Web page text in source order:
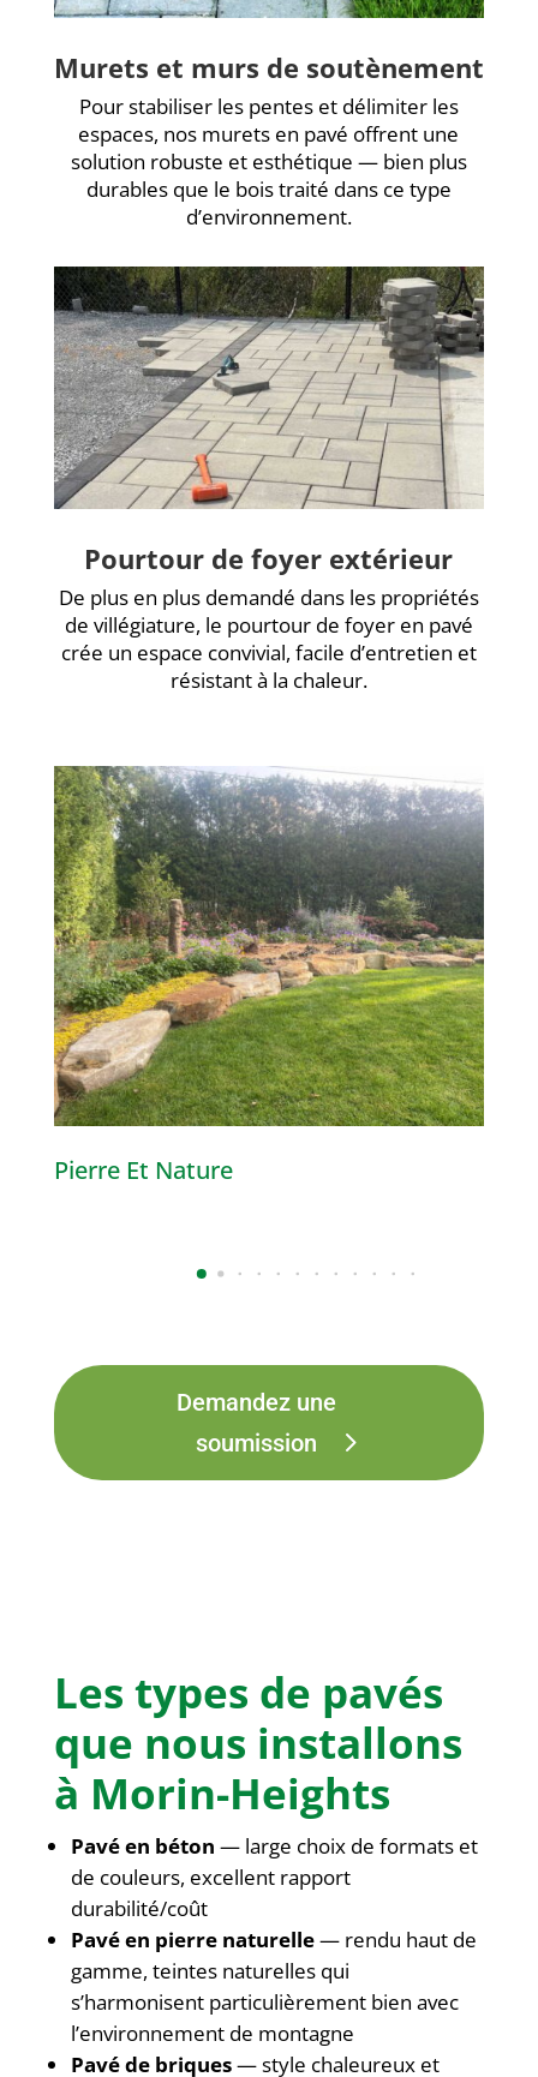
Murets et murs de soutènement
Pour stabiliser les pentes et délimiter les
espaces, nos murets en pavé offrent une
solution robuste et esthétique — bien plus
durables que le bois traité dans ce type
d’environnement.
Pourtour de foyer extérieur
De plus en plus demandé dans les propriétés
de villégiature, le pourtour de foyer en pavé
crée un espace convivial, facile d’entretien et
résistant à la chaleur.
Pierre Et Nature
Demandez une
soumission
Les types de pavés
que nous installons
à Morin-Heights
Pavé en béton — large choix de formats et
de couleurs, excellent rapport
durabilité/coût
Pavé en pierre naturelle— rendu haut de
gamme, teintes naturelles qui
s’harmonisent particulièrement bien avec
l’environnement de montagne
Pavé de briques— style chaleureux et